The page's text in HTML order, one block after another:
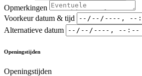
Opmerkingen
Voorkeur datum & tijd
Alternatieve datum
Openingstijden
Openingstijden